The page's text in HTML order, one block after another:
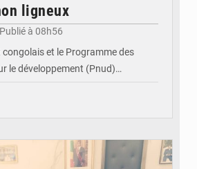
ligneux
Publié à 08h56
et le Programme des
le développement (Pnud)…